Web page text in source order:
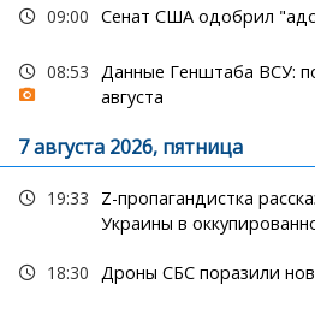
09:00 Сенат США одобрил
08:53 Данные Генштаба ВСУ:
августа
7 августа 2026, пятница
19:33
Z-пропагандистка
Украины в
18:30 Дроны СБС поразили